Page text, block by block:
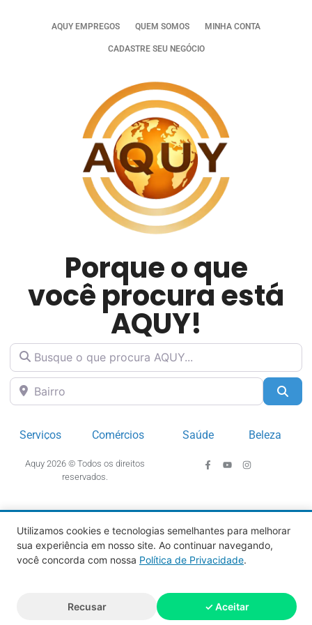
AQUY EMPREGOS QUEM SOMOS MINHA CONTA
CADASTRE SEU NEGÓCIO
Porque o que
você procura está
AQUY!
Busque o que procura AQUY...
Bairro
Serviços Comércios Saúde Beleza
Aquy 2026 © Todos os direitos
reservados.
Utilizamos cookies e tecnologias semelhantes para melhorar
sua experiência em nosso site. Ao continuar navegando,
você concorda com nossa Política de Privacidade.
Recusar ✓ Aceitar